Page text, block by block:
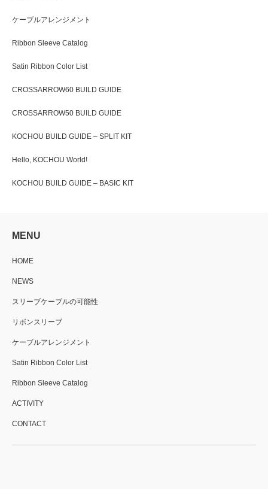
ケーブルアレンジメント
Ribbon Sleeve Catalog
Satin Ribbon Color List
CROSSARROW60 BUILD GUIDE
CROSSARROW50 BUILD GUIDE
KOCHOU BUILD GUIDE – SPLIT KIT
Hello, KOCHOU World!
KOCHOU BUILD GUIDE – BASIC KIT
MENU
HOME
NEWS
スリーブケーブルの可能性
リボンスリーブ
ケーブルアレンジメント
Satin Ribbon Color List
Ribbon Sleeve Catalog
ACTIVITY
CONTACT